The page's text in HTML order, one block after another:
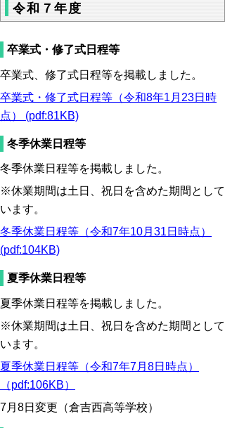
令和７年度
卒業式・修了式日程等
卒業式、修了式日程等を掲載しました。
卒業式・修了式日程等（令和8年1月23日時
点） (pdf:81KB)
冬季休業日程等
冬季休業日程等を掲載しました。
※休業期間は土日、祝日を含めた期間として
います。
冬季休業日程等（令和7年10月31日時点）
(pdf:104KB)
夏季休業日程等
夏季休業日程等を掲載しました。
※休業期間は土日、祝日を含めた期間として
います。
夏季休業日程等（令和7年7月8日時点）
（pdf:106KB）
7月8日変更（倉吉西高等学校）